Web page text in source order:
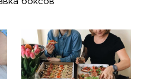
боксов